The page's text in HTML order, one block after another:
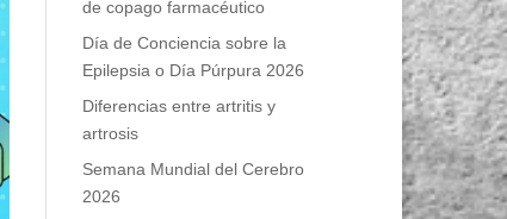
de copago farmacéutico
Día de Conciencia sobre la
Epilepsia o Día Púrpura 2026
Diferencias entre artritis y
artrosis
Semana Mundial del Cerebro
2026